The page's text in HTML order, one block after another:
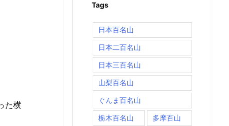
た横
Tags
日本百名山
日本二百名山
日本三百名山
山梨百名山
ぐんま百名山
栃木百名山 多摩百山